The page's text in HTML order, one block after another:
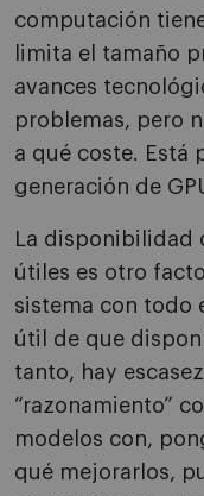
computación
limita el tamaño
avances
problemas, pero
a qué coste. Está
generación de
La disponibilidad
útiles es otro
sistema con todo
útil de que
tanto, hay
“razonamiento”
modelos con,
qué mejorarlos,